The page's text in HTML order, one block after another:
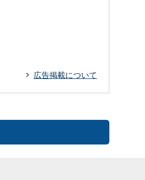
広告掲載について